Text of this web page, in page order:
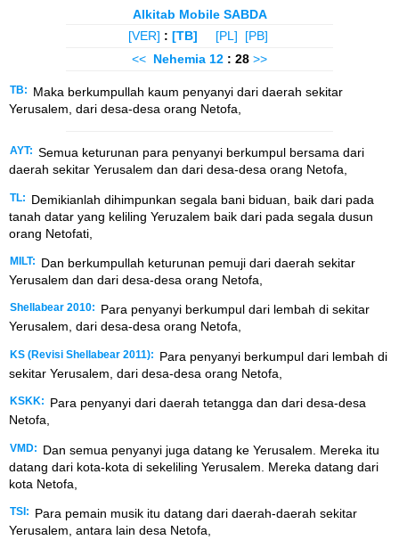
Alkitab Mobile SABDA
[VER] : [TB] [PL]
[PB]
<< Nehemia 12 : 28 >>
TB:
Maka berkumpullah kaum penyanyi dari daerah sekitar
Yerusalem, dari desa-desa orang Netofa,
AYT: Semua keturunan para penyanyi berkumpul bersama dari
daerah sekitar Yerusalem dan dari desa-desa orang Netofa,
TL:
Demikianlah dihimpunkan segala bani biduan, baik dari pada
tanah datar yang keliling Yeruzalem baik dari pada segala dusun
orang Netofati,
MILT:
Dan berkumpullah keturunan pemuji dari daerah sekitar
Yerusalem dan dari desa-desa orang Netofa,
Shellabear 2010:
Para penyanyi berkumpul dari lembah di sekitar
Yerusalem, dari desa-desa orang Netofa,
KS (Revisi Shellabear 2011):
Para penyanyi berkumpul dari lembah di
sekitar Yerusalem, dari desa-desa orang Netofa,
KSKK:
Para penyanyi dari daerah tetangga dan dari desa-desa
Netofa,
VMD:
Dan semua penyanyi juga datang ke Yerusalem. Mereka itu
datang dari kota-kota di sekeliling Yerusalem. Mereka datang dari
kota Netofa,
TSI:
Para pemain musik itu datang dari daerah-daerah sekitar
Yerusalem, antara lain desa Netofa,